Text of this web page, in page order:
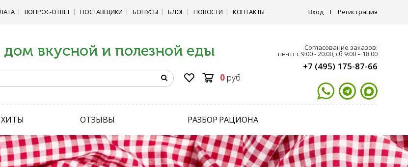
ВОПРОС-ОТВЕТ ПОСТАВЩИКИ БОНУСЫ БЛОГ НОВОСТИ КОНТАКТЫ Вход I Регистрация
дом вкусной и полезной еды
0 руб
Согласование заказов:
пн-пт с 9:00 - 20:00, сб 9:00 – 18:00
+7 (495) 175-87-66
ХИТЫ ОТЗЫВЫ РАЗБОР РАЦИОНА